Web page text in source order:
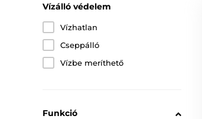
Vízálló védelem
Vízhatlan
Cseppálló
Vízbe meríthető
Funkció